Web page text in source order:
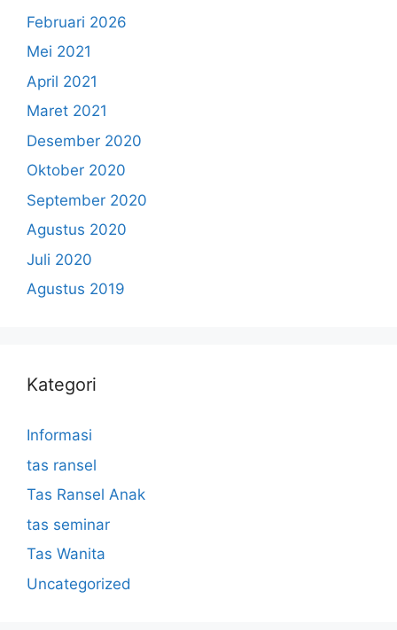
Februari 2026
Mei 2021
April 2021
Maret 2021
Desember 2020
Oktober 2020
September 2020
Agustus 2020
Juli 2020
Agustus 2019
Kategori
Informasi
tas ransel
Tas Ransel Anak
tas seminar
Tas Wanita
Uncategorized